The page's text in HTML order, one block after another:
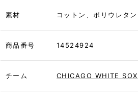
素材 コットン、ポリウレタン
商品番号 14524924
チーム CHICAGO WHITE SOX